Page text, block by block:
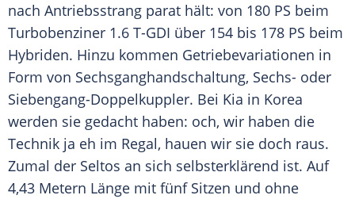
nach Antriebsstrang parat hält: von 180 PS beim
Turbobenziner 1.6 T-GDI über 154 bis 178 PS beim
Hybriden. Hinzu kommen Getriebevariationen in
Form von Sechsganghandschaltung, Sechs- oder
Siebengang-Doppelkuppler. Bei Kia in Korea
werden sie gedacht haben: och, wir haben die
Technik ja eh im Regal, hauen wir sie doch raus.
Zumal der Seltos an sich selbsterklärend ist. Auf
4,43 Metern Länge mit fünf Sitzen und ohne